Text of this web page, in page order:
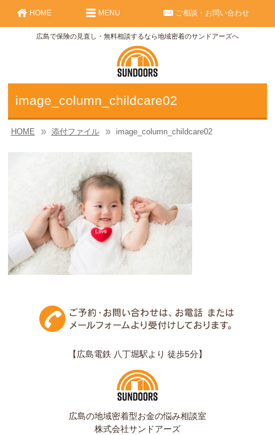
広島で保険の見直し・無料相談するなら地域密着のサンドアーズへ
HOME ご相談・お問い合わせ
MENU
image_column_childcare02
HOME 添付ファイル image_column_childcare02
【広島電鉄 八丁堀駅より 徒歩5分】
広島の地域密着型お金の悩み相談室
株式会社サンドアーズ